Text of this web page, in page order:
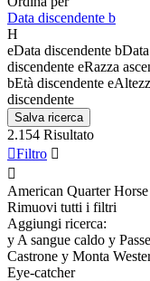
Data discendente b
H
eData discendente b
discendente eRazza
bEtà discendente e
discendente
Salva ricerca
2.154 Risultato
Filtro 

American Quarter Horse
Rimuovi tutti i filtri
Aggiungi ricerca:
y A sangue caldo y
Castrone y Monta
Eye-catcher